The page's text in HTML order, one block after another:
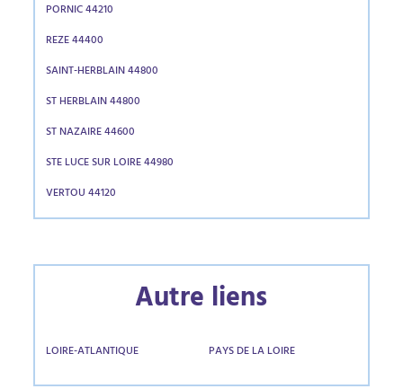
PORNIC 44210
REZE 44400
SAINT-HERBLAIN 44800
ST HERBLAIN 44800
ST NAZAIRE 44600
STE LUCE SUR LOIRE 44980
VERTOU 44120
Autre liens
LOIRE-ATLANTIQUE PAYS DE LA LOIRE